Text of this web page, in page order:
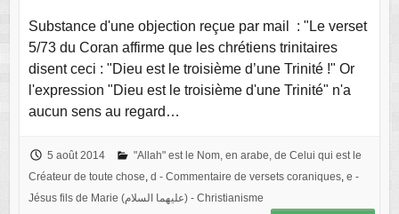
Substance d'une objection reçue par mail : "Le verset
5/73 du Coran affirme que les chrétiens trinitaires
disent ceci : "Dieu est le troisième d’une Trinité !" Or
l'expression "Dieu est le troisième d'une Trinité" n'a
aucun sens au regard…
5 août 2014
"Allah" est le Nom, en arabe, de Celui qui est le
Créateur de toute chose, d - Commentaire de versets coraniques, e -
Jésus fils de Marie (عليهما السلام) - Christianisme